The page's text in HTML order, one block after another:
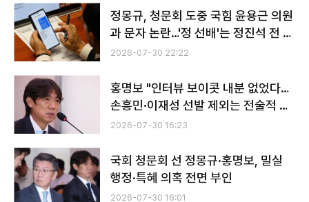
정몽규, 청문회 도중 국힘 윤용근 의원
과 문자 논란…'정 선배'는 정진석 전 비
서실장
2026-07-30 22:22
홍명보 "인터뷰 보이콧 내분 없었다…
손흥민·이재성 선발 제외는 전술적 판
단"
2026-07-30 16:23
국회 청문회 선 정몽규·홍명보, 밀실
행정·특혜 의혹 전면 부인
2026-07-30 16:01